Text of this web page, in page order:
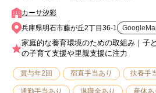
カーサ汐彩
兵庫県明石市藤が丘2丁目36-1
家庭的な養育環境のための取組み｜子
の子育て支援や里親支援に注力
賞与年2回 宿直手当あり 扶養手
通勤手当あり 退職金あり 産休あ